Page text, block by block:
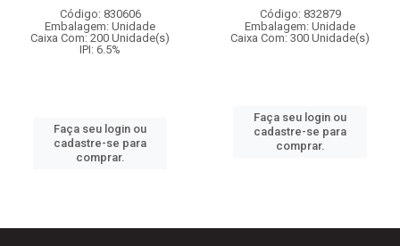
Código: 830606
Embalagem: Unidade
Caixa Com: 200 Unidade(s)
IPI: 6.5%
Faça seu login ou
cadastre-se para
comprar.
Código: 832879
Embalagem: Unidade
Caixa Com: 300 Unidade(s)
Faça seu login ou
cadastre-se para
comprar.